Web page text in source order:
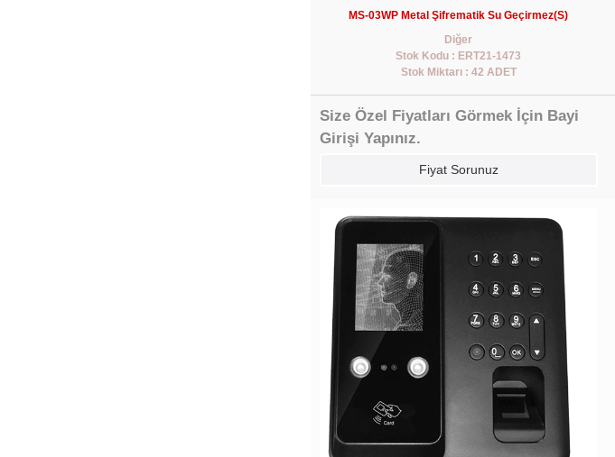
MS-03WP Metal Şifrematik Su Geçirmez(S)
Diğer
Stok Kodu : ERT21-1473
Stok Miktarı : 42 ADET
Size Özel Fiyatları Görmek İçin Bayi
Girişi Yapınız.
Fiyat Sorunuz